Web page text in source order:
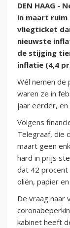
DEN HAAG -
in maart ruim
vliegticket
nieuwste
de stijging
inflatie (4,4
Wél nemen de
waren ze in
jaar eerder, en
Volgens
Telegraaf, die
maart geen
hard in prijs
dat 42
oliën, papier
De vraag naar
kabinet heeft